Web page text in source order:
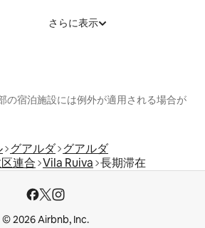
さらに表示
の宿泊施設には例外が適用される場合が
グアルダ グアルダ
連合 Vila Ruiva 長期滞在
© 2026 Airbnb, Inc.